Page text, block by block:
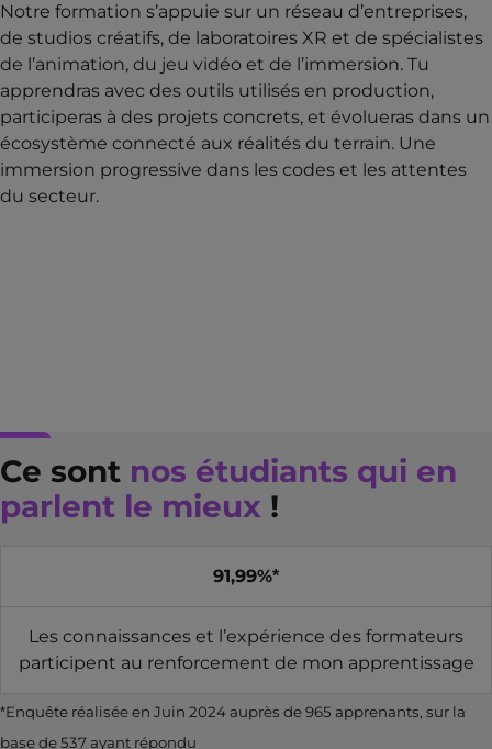
Notre formation s’appuie sur un réseau d’entreprises,
de studios créatifs, de laboratoires XR et de spécialistes
de l’animation, du jeu vidéo et de l’immersion. Tu
apprendras avec des outils utilisés en production,
participeras à des projets concrets, et évolueras dans un
écosystème connecté aux réalités du terrain. Une
immersion progressive dans les codes et les attentes
du secteur.
Ce sont nos étudiants qui en
parlent le mieux !
91,99%*
Les connaissances et l’expérience des formateurs
participent au renforcement de mon apprentissage
*Enquête réalisée en Juin 2024 auprès de 965 apprenants, sur la
base de 537 ayant répondu